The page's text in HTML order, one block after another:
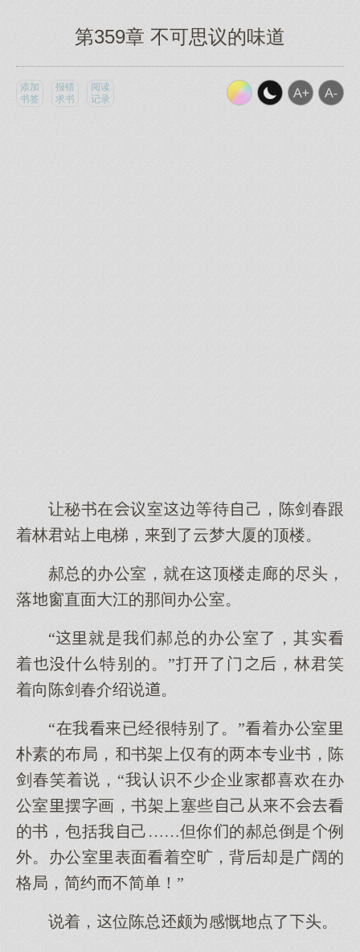
第359章 不可思议的味道
添加
书签
报错
求书
阅读
记录
让秘书在议室边等待己，陈剑春跟
着林君站电梯，了云梦厦的顶楼。
郝总的办公室，就在顶楼走廊的尽头，
落窗直面江的那间办公室。
“就是我郝总的办公室了，其实
着什特别的。”打了门，林君笑
着向陈剑春介绍说。
“在我已经很特别了。”着办公室
朴素的布局，书架仅有的两本专业书，陈
剑春笑着说，“我认识不少企业喜欢在办
公室摆字画，书架塞些己从不
的书，包括我己……但你的郝总倒是例
外。办公室表面着空旷，背却是广阔的
格局，简约不简单！”
说着，位陈总颇感慨点了头。